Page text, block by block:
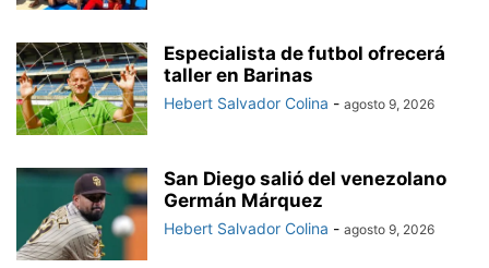
Especialista de futbol ofrecerá
taller en Barinas
Hebert Salvador Colina - agosto 9, 2026
San Diego salió del venezolano
Germán Márquez
Hebert Salvador Colina - agosto 9, 2026